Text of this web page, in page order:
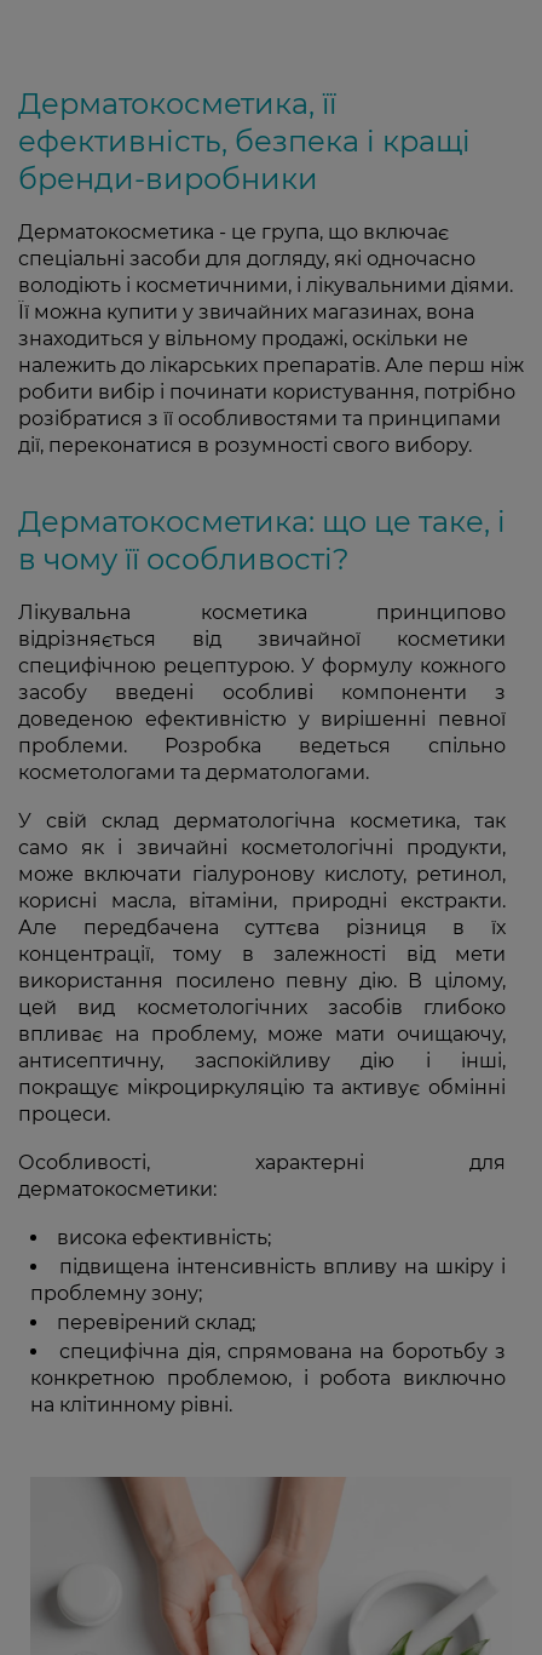
Дерматокосметика, її
ефективність, безпека і кращі
бренди-виробники
Дерматокосметика - це група, що включає
спеціальні засоби для догляду, які одночасно
володіють і косметичними, і лікувальними діями.
Її можна купити у звичайних магазинах, вона
знаходиться у вільному продажі, оскільки не
належить до лікарських препаратів. Але перш ніж
робити вибір і починати користування, потрібно
розібратися з її особливостями та принципами
дії, переконатися в розумності свого вибору.
Дерматокосметика: що це таке, і
в чому її особливості?
Лікувальна косметика принципово
відрізняється від звичайної косметики
специфічною рецептурою. У формулу кожного
засобу введені особливі компоненти з
доведеною ефективністю у вирішенні певної
проблеми. Розробка ведеться спільно
косметологами та дерматологами.
У свій склад дерматологічна косметика, так
само як і звичайні косметологічні продукти,
може включати гіалуронову кислоту, ретинол,
корисні масла, вітаміни, природні екстракти.
Але передбачена суттєва різниця в їх
концентрації, тому в залежності від мети
використання посилено певну дію. В цілому,
цей вид косметологічних засобів глибоко
впливає на проблему, може мати очищаючу,
антисептичну, заспокійливу дію і інші,
покращує мікроциркуляцію та активує обмінні
процеси.
Особливості, характерні для
дерматокосметики:
висока ефективність;
підвищена інтенсивність впливу на шкіру і
проблемну зону;
перевірений склад;
специфічна дія, спрямована на боротьбу з
конкретною проблемою, і робота виключно
на клітинному рівні.